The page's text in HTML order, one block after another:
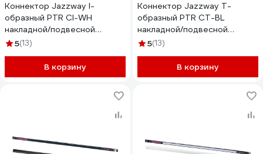
Коннектор Jazzway I-
образный PTR CI-WH
накладной/подвесной
шинопровод белый 5010765
5(13)
В корзину
Коннектор Jazzway T-
образный PTR CT-BL
накладной/подвесной
шинопровод черный
5(13)
В корзину